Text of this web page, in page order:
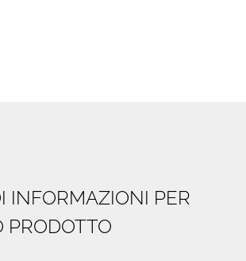
INFORMAZIONI PER
PRODOTTO